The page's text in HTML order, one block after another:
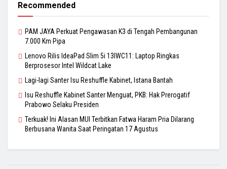
Recommended
PAM JAYA Perkuat Pengawasan K3 di Tengah Pembangunan
7.000 Km Pipa
Lenovo Rilis IdeaPad Slim 5i 13IWC11: Laptop Ringkas
Berprosesor Intel Wildcat Lake
Lagi-lagi Santer Isu Reshuffle Kabinet, Istana Bantah
Isu Reshuffle Kabinet Santer Menguat, PKB: Hak Prerogatif
Prabowo Selaku Presiden
Terkuak! Ini Alasan MUI Terbitkan Fatwa Haram Pria Dilarang
Berbusana Wanita Saat Peringatan 17 Agustus